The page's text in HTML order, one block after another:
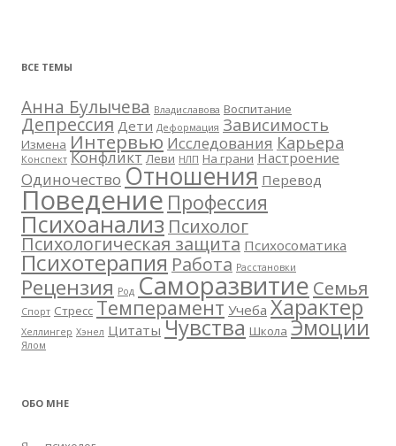
ВСЕ ТЕМЫ
Анна Булычева Владиславова Воспитание
Депрессия Дети Деформация Зависимость
Измена Интервью Исследования Карьера
Конспект Конфликт Леви НЛП На грани Настроение
Одиночество Отношения Перевод
Поведение Профессия
Психоанализ Психолог
Психологическая защита Психосоматика
Психотерапия Работа Расстановки
Рецензия Род Саморазвитие Семья
Спорт Стресс Темперамент Учеба Характер
Хеллингер Хэнел Цитаты Чувства Школа Эмоции
Ялом
ОБО МНЕ